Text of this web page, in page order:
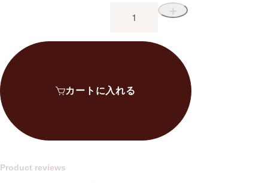
＋
カートに入れる
Product reviews